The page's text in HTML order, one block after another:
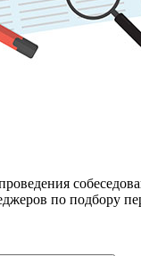
по подбору